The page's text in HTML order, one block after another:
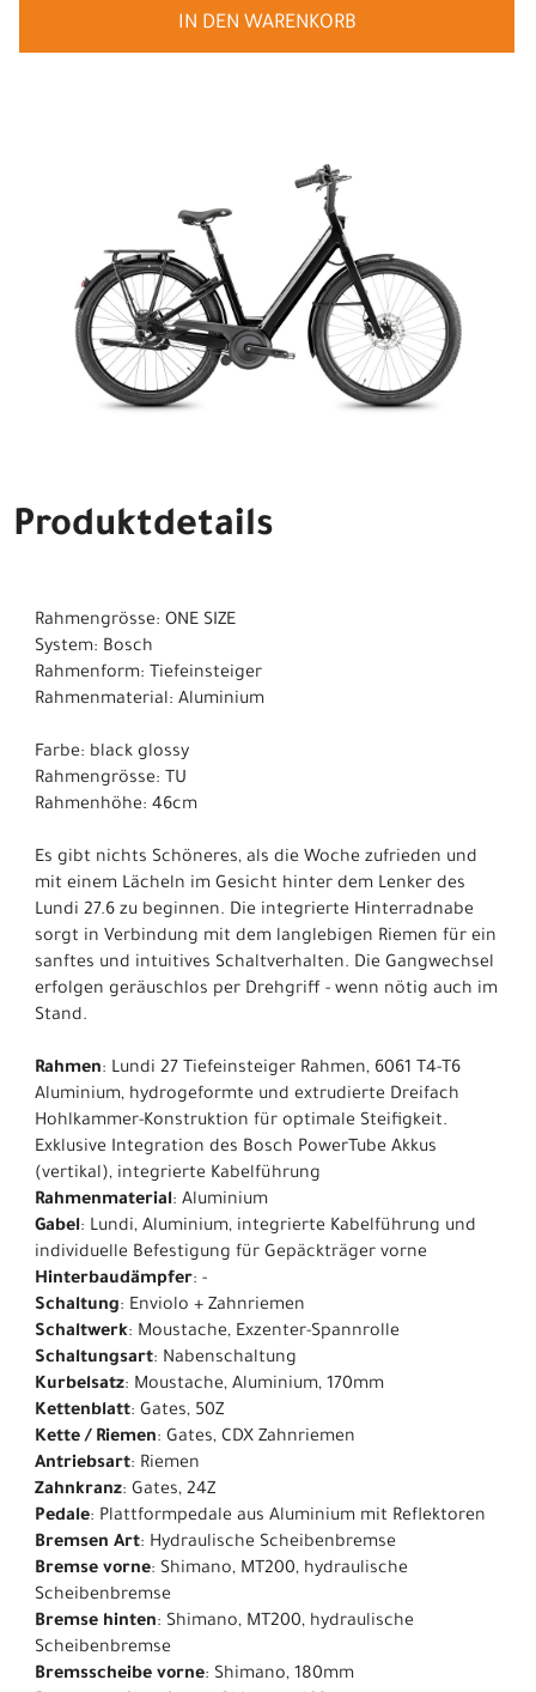
IN DEN WARENKORB
Produktdetails
Rahmengrösse: ONE SIZE
System: Bosch
Rahmenform: Tiefeinsteiger
Rahmenmaterial: Aluminium
Farbe: black glossy
Rahmengrösse: TU
Rahmenhöhe: 46cm
Es gibt nichts Schöneres, als die Woche zufrieden und
mit einem Lächeln im Gesicht hinter dem Lenker des
Lundi 27.6 zu beginnen. Die integrierte Hinterradnabe
sorgt in Verbindung mit dem langlebigen Riemen für ein
sanftes und intuitives Schaltverhalten. Die Gangwechsel
erfolgen geräuschlos per Drehgriff - wenn nötig auch im
Stand.
Rahmen: Lundi 27 Tiefeinsteiger Rahmen, 6061 T4-T6
Aluminium, hydrogeformte und extrudierte Dreifach
Hohlkammer-Konstruktion für optimale Steifigkeit.
Exklusive Integration des Bosch PowerTube Akkus
(vertikal), integrierte Kabelführung
Rahmenmaterial: Aluminium
Gabel: Lundi, Aluminium, integrierte Kabelführung und
individuelle Befestigung für Gepäckträger vorne
Hinterbaudämpfer: -
Schaltung: Enviolo + Zahnriemen
Schaltwerk: Moustache, Exzenter-Spannrolle
Schaltungsart: Nabenschaltung
Kurbelsatz: Moustache, Aluminium, 170mm
Kettenblatt: Gates, 50Z
Kette / Riemen: Gates, CDX Zahnriemen
Antriebsart: Riemen
Zahnkranz: Gates, 24Z
Pedale: Plattformpedale aus Aluminium mit Reflektoren
Bremsen Art: Hydraulische Scheibenbremse
Bremse vorne: Shimano, MT200, hydraulische
Scheibenbremse
Bremse hinten: Shimano, MT200, hydraulische
Scheibenbremse
Bremsscheibe vorne: Shimano, 180mm